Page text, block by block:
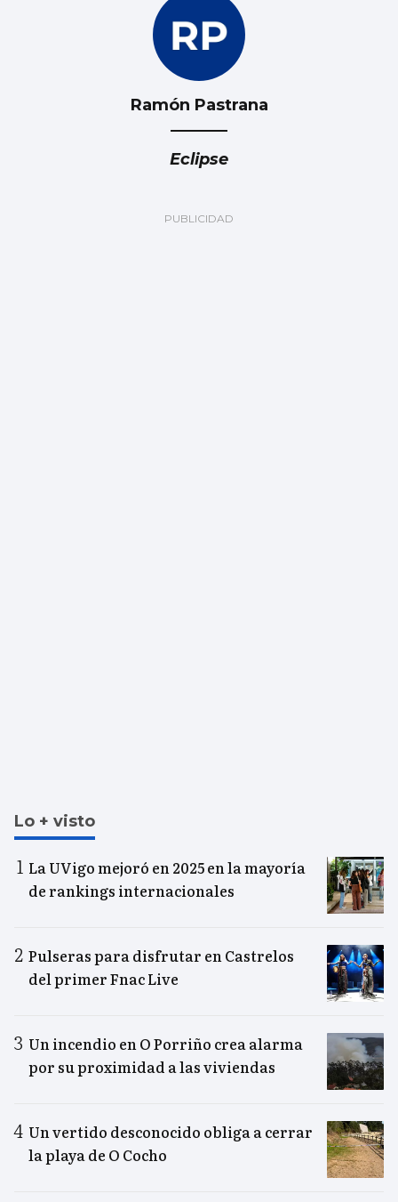
Ramón Pastrana
Eclipse
Lo + visto
La UVigo mejoró en 2025 en la mayoría
de rankings internacionales
Pulseras para disfrutar en Castrelos
del primer Fnac Live
Un incendio en O Porriño crea alarma
por su proximidad a las viviendas
Un vertido desconocido obliga a cerrar
la playa de O Cocho